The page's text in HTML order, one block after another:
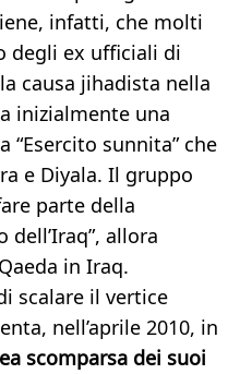
infatti, che molti
degli ex ufficiali di
causa jihadista nella
inizialmente una
sunnita” che
e Diyala. Il gruppo
parte della
dell’Iraq”, allora
in Iraq.
scalare il vertice
nell’aprile 2010, in
scomparsa dei suoi